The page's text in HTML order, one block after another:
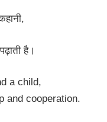
है।
a child,
and cooperation.